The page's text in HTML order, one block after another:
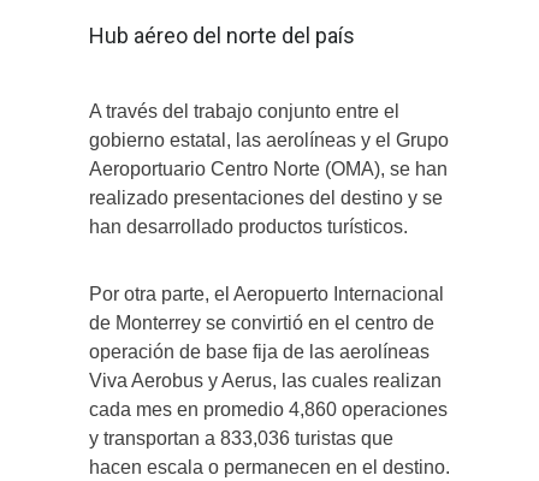
Hub aéreo del norte del país
A través del trabajo conjunto entre el
gobierno estatal, las aerolíneas y el Grupo
Aeroportuario Centro Norte (OMA), se han
realizado presentaciones del destino y se
han desarrollado productos turísticos.
Por otra parte, el Aeropuerto Internacional
de Monterrey se convirtió en el centro de
operación de base fija de las aerolíneas
Viva Aerobus y Aerus, las cuales realizan
cada mes en promedio 4,860 operaciones
y transportan a 833,036 turistas que
hacen escala o permanecen en el destino.